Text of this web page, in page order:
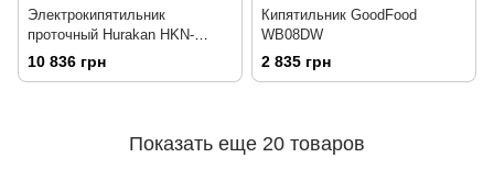
Электрокипятильник
проточный Hurakan HKN-
HVZ35M
10 836 грн
Кипятильник GoodFood
WB08DW
2 835 грн
Показать еще 20 товаров